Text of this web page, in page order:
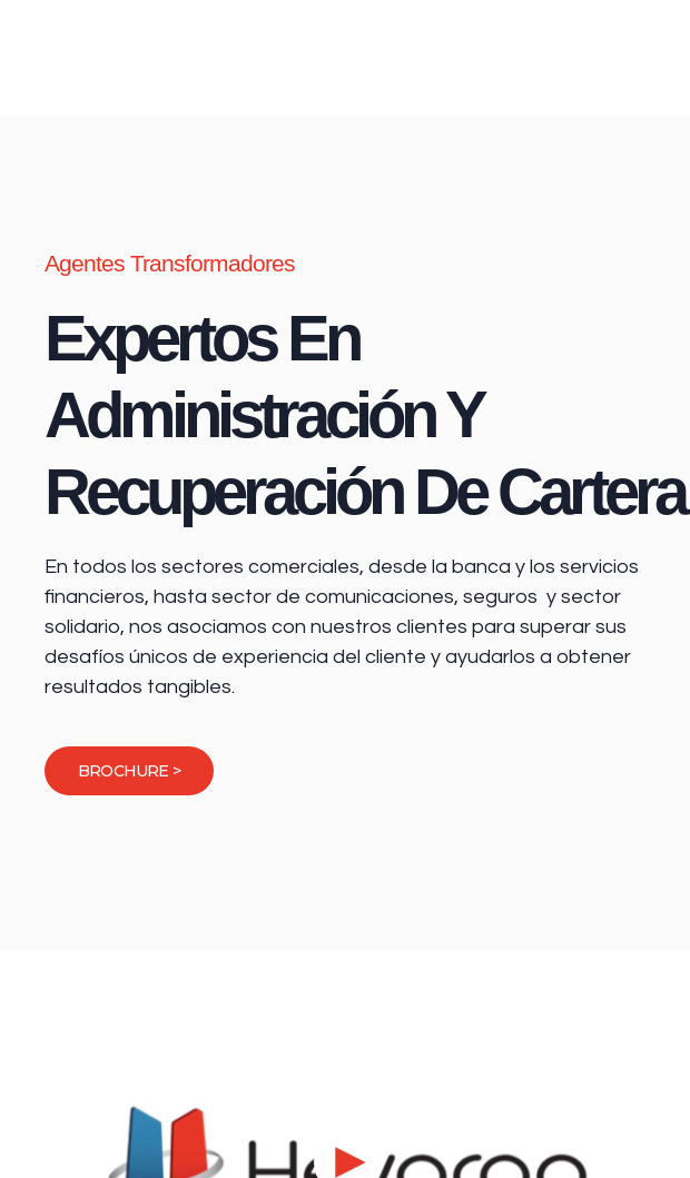
Agentes Transformadores
Expertos En
Administración Y
Recuperación De Cartera
En todos los sectores comerciales, desde la banca y los servicios
financieros, hasta sector de comunicaciones, seguros y sector
solidario, nos asociamos con nuestros clientes para superar sus
desafíos únicos de experiencia del cliente y ayudarlos a obtener
resultados tangibles.
BROCHURE >